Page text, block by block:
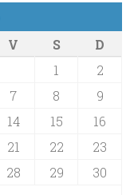
V S
D
1
2
7 8
9
14 15
16
21 22
23
28 29
30